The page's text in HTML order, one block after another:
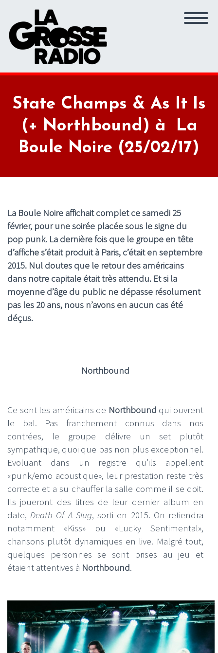
State Champs & As It Is
(+ Northbound) à La
Boule Noire (25/02/17)
La Boule Noire affichait complet ce samedi 25
février, pour une soirée placée sous le signe du
pop punk. La dernière fois que le groupe en tête
d’affiche s’était produit à Paris, c’était en septembre
2015. Nul doutes que le retour des américains
dans notre capitale était très attendu. Et si la
moyenne d’âge du public ne dépasse résolument
pas les 20 ans, nous n’avons en aucun cas été
déçus.
Northbound
Ce sont les américains de Northbound qui ouvrent
le bal. Pas franchement connus dans nos
contrées, le groupe délivre un set plutôt
sympathique, quoi que pas non plus exceptionnel.
Evoluant dans un registre qu’ils appellent
«punk/emo acoustique», leur prestation reste très
correcte et a su chauffer la salle comme il se doit.
Ils joueront des titres de leur dernier album en
date,Death Of A Slug, sorti en 2015. On retiendra
notamment «Kiss» ou «Lucky Sentimental»,
chansons plutôt dynamiques en live. Malgré tout,
quelques personnes se sont prises au jeu et
étaient attentives à Northbound.